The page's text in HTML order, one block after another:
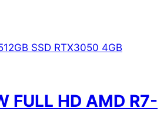
FULL HD AMD R7-